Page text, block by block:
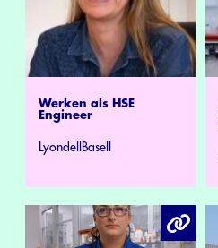
Werken als HSE
Engineer
LyondellBasell